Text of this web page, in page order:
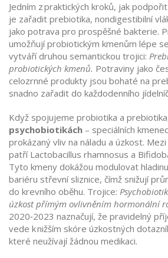
Jedním z praktických kroků, jak
je zařadit prebiotika, nondigestibilní
jako potrava pro prospěšné bakterie.
umožňují probiotickým kmenům lépe
vytváří druhou semantickou trojici:
probiotických kmenů. Potraviny jako
celozrnné produkty jsou bohaté na
snadno zařadit do každodenního
Když spojujeme probiotika a
psychobiotikách – speciálních
prokázaný vliv na náladu a úzkost.
patří Lactobacillus rhamnosus a
Tyto kmeny dokážou modulovat
bariéru střevní sliznice, čímž snižují
do krevního oběhu. Trojice:
úzkost přímým ovlivněním hormonální
2020‑2023 naznačují, že pravidelný
vede k nižším skóre úzkostných
které neužívají žádnou medikaci.